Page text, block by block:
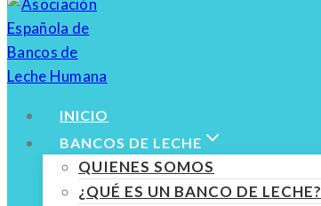
INICIO
BANCOS DE LECHE
QUIENES SOMOS
¿QUÉ ES UN BANCO DE LECHE?